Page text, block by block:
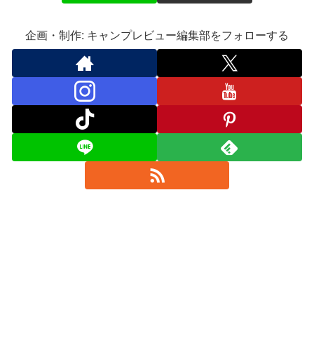
企画・制作: キャンプレビュー編集部をフォローする